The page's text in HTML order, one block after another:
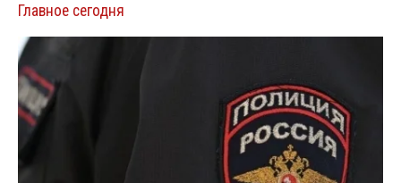
Главное сегодня